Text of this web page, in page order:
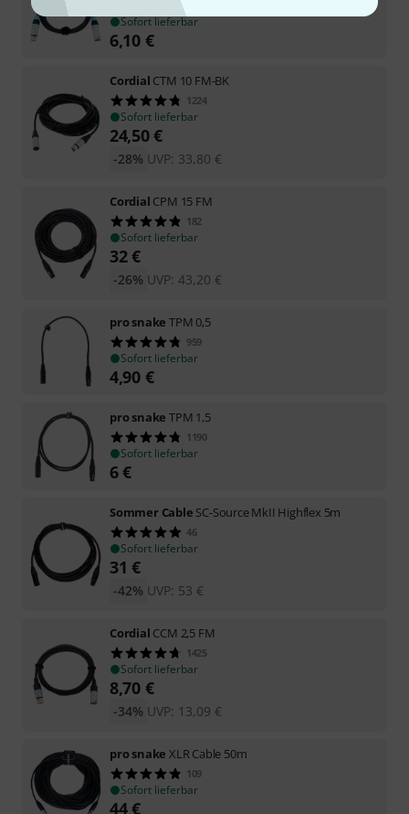
Sofort lieferbar
6,10 €
Cordial CTM 10 FM-BK
1224
Sofort lieferbar
24,50€
UVP: 33,80 €
-28%
Cordial CPM 15 FM
182
Sofort lieferbar
32€
UVP: 43,20 €
-26%
pro snake TPM 0,5
959
Sofort lieferbar
4,90 €
pro snake TPM 1,5
1190
Sofort lieferbar
6€
Sommer Cable SC-Source MkII Highflex 5m
46
Sofort lieferbar
31 €
UVP: 53 €
-42%
Cordial CCM 2,5 FM
1425
Sofort lieferbar
8,70 €
UVP: 13,09 €
-34%
pro snake XLR Cable 50m
109
Sofort lieferbar
44€